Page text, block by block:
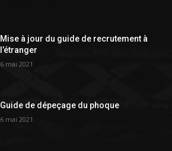
Mise à jour du guide de recrutement à
l’étranger
6 mai 2021
Guide de dépeçage du phoque
6 mai 2021